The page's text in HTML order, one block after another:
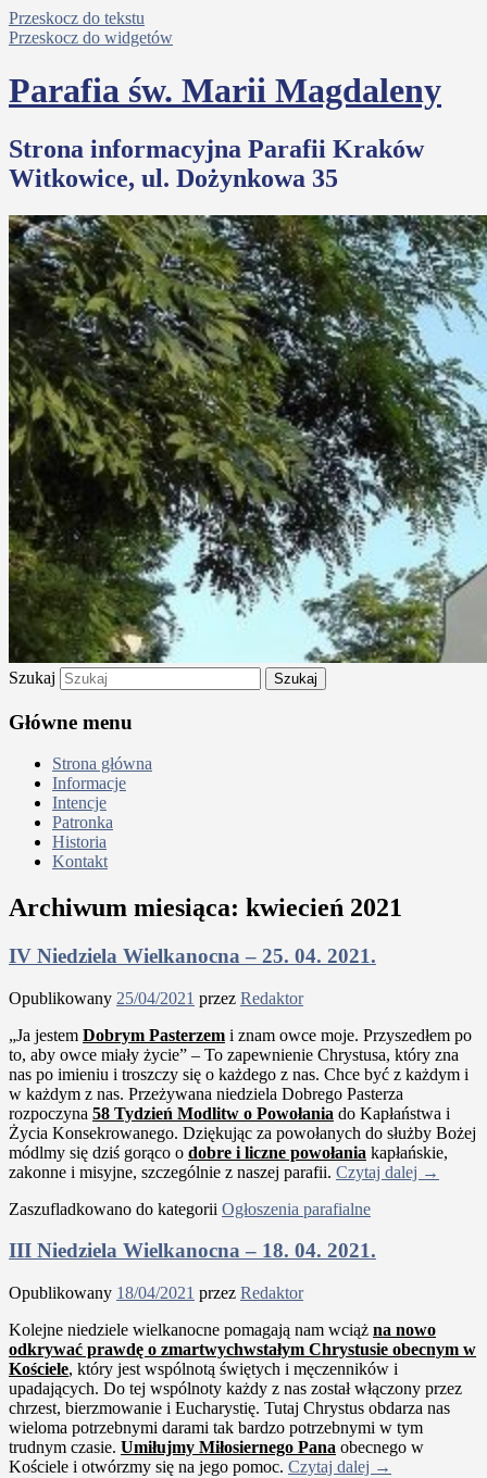
Przeskocz do tekstu
Przeskocz do widgetów
Parafia św. Marii Magdaleny
Strona informacyjna Parafii Kraków
Witkowice, ul. Dożynkowa 35
Szukaj
Główne menu
Strona główna
Informacje
Intencje
Patronka
Historia
Kontakt
Archiwum miesiąca: kwiecień 2021
IV Niedziela Wielkanocna – 25. 04. 2021.
Opublikowany 25/04/2021 przez Redaktor
„Ja jestem Dobrym Pasterzem i znam owce moje. Przyszedłem po
to, aby owce miały życie” – To zapewnienie Chrystusa, który zna
nas po imieniu i troszczy się o każdego z nas. Chce być z każdym i
w każdym z nas. Przeżywana niedziela Dobrego Pasterza
rozpoczyna 58 Tydzień Modlitw o Powołania do Kapłaństwa i
Życia Konsekrowanego. Dziękując za powołanych do służby Bożej
módlmy się dziś gorąco o dobre i liczne powołania kapłańskie,
zakonne i misyjne, szczególnie z naszej parafii. Czytaj dalej →
Zaszufladkowano do kategorii Ogłoszenia parafialne
III Niedziela Wielkanocna – 18. 04. 2021.
Opublikowany 18/04/2021 przez Redaktor
Kolejne niedziele wielkanocne pomagają nam wciąż na nowo
odkrywać prawdę o zmartwychwstałym Chrystusie obecnym w
Kościele, który jest wspólnotą świętych i męczenników i
upadających. Do tej wspólnoty każdy z nas został włączony przez
chrzest, bierzmowanie i Eucharystię. Tutaj Chrystus obdarza nas
wieloma potrzebnymi darami tak bardzo potrzebnymi w tym
trudnym czasie. Umiłujmy Miłosiernego Pana obecnego w
Kościele i otwórzmy się na jego pomoc. Czytaj dalej →